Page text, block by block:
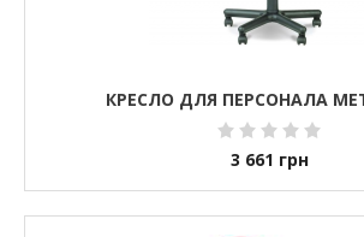
КРЕСЛО ДЛЯ ПЕРСОНАЛА
3 661 грн